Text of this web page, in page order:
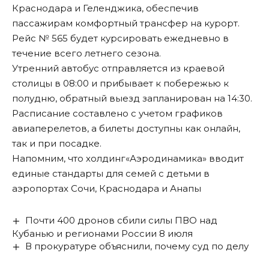
Краснодара и Геленджика, обеспечив
пассажирам комфортный трансфер на курорт.
Рейс № 565 будет курсировать ежедневно в
течение всего летнего сезона.
Утренний автобус отправляется из краевой
столицы в 08:00 и прибывает к побережью к
полудню, обратный выезд запланирован на 14:30.
Расписание составлено с учетом графиков
авиаперелетов, а билеты доступны как онлайн,
так и при посадке.
Напомним, что холдинг«Аэродинамика» вводит
единые стандарты для семей с детьми в
аэропортах Сочи, Краснодара и Анапы
Почти 400 дронов сбили силы ПВО над
Кубанью и регионами России 8 июля
В прокуратуре объяснили, почему суд по делу